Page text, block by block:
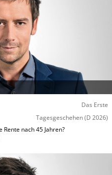
Das Erste
Tagesgeschehen(D 2026)
nach 45 Jahren?